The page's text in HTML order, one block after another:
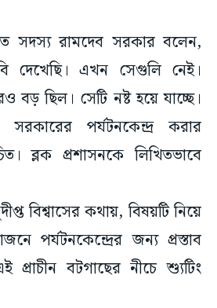
সদস্য রামদেব সরকার বলেন,
দেখেছি। এখন সেগুলি নেই।
ছিল। সেটি নষ্ট হয়ে যাচ্ছে।
সরকারের পর্যটনকেন্দ্র করার
ব্লক প্রশাসনকে লিখিতভাবে
বিশ্বাসের কথায়, বিষয়টি নিয়ে
পর্যটনকেন্দ্রের জন্য প্রস্তাব
বটগাছের নীচে শ্যুটিং